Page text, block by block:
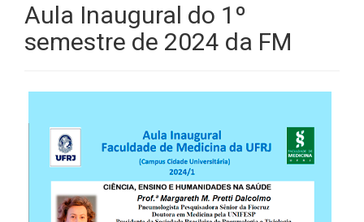
Aula Inaugural do 1º
semestre de 2024 da FM